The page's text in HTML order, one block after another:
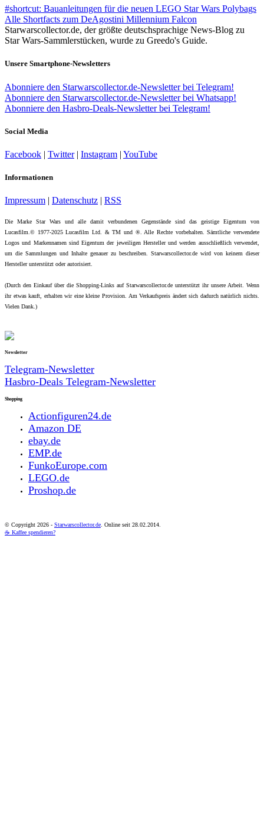
#shortcut: Bauanleitungen für die neuen LEGO Star Wars Polybags
Alle Shortfacts zum DeAgostini Millennium Falcon
Starwarscollector.de, der größte deutschsprachige News-Blog zu
Star Wars-Sammlerstücken, wurde zu Greedo's Guide.
Unsere Smartphone-Newsletters
Abonniere den Starwarscollector.de-Newsletter bei Telegram!
Abonniere den Starwarscollector.de-Newsletter bei Whatsapp!
Abonniere den Hasbro-Deals-Newsletter bei Telegram!
Social Media
Facebook | Twitter| Instagram | YouTube
Informationen
Impressum | Datenschutz | RSS
Die Marke Star Wars und alle damit verbundenen Gegenstände sind das geistige Eigentum von
Lucasfilm.© 1977-2025 Lucasfilm Ltd. & TM und ®. Alle Rechte vorbehalten. Sämtliche verwendete
Logos und Markennamen sind Eigentum der jeweiligen Hersteller und werden ausschließlich verwendet,
um die Sammlungen und Inhalte genauer zu beschreiben. Starwarscollector.de wird von keinem dieser
Hersteller unterstützt oder autorisiert.
(Durch den Einkauf über die Shopping-Links auf Starwarscollector.de unterstützt ihr unsere Arbeit. Wenn
ihr etwas kauft, erhalten wir eine kleine Provision. Am Verkaufspreis ändert sich dadurch natürlich nichts.
Vielen Dank.)
Newsletter
Telegram-Newsletter
Hasbro-Deals Telegram-Newsletter
Shopping
Actionfiguren24.de
Amazon DE
ebay.de
EMP.de
FunkoEurope.com
LEGO.de
Proshop.de
© Copyright 2026 - Starwarscollector.de . Online seit 28.02.2014.
☕ Kaffee spendieren?